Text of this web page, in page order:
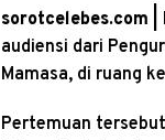
sorotcelebes.com |
audiensi dari
Mamasa, di ruang
Pertemuan